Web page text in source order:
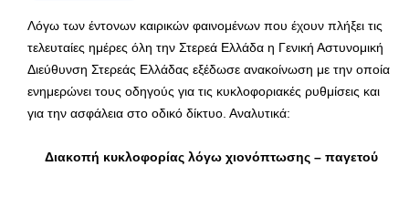
Λόγω των έντονων καιρικών φαινομένων που έχουν πλήξει τις
τελευταίες ημέρες όλη την Στερεά Ελλάδα η Γενική Αστυνομική
Διεύθυνση Στερεάς Ελλάδας εξέδωσε ανακοίνωση με την οποία
ενημερώνει τους οδηγούς για τις κυκλοφοριακές ρυθμίσεις και
για την ασφάλεια στο οδικό δίκτυο. Αναλυτικά:
Διακοπή κυκλοφορίας λόγω χιονόπτωσης – παγετού